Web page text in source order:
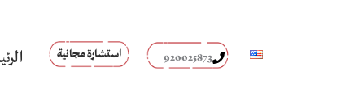
920025873 استشارة مجانية